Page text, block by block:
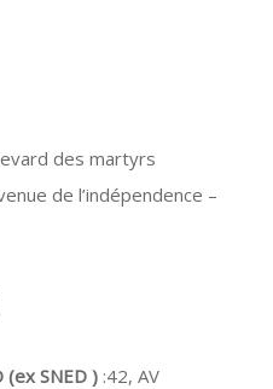
des martyrs
de l’indépendence –
(ex SNED ) :42, AV